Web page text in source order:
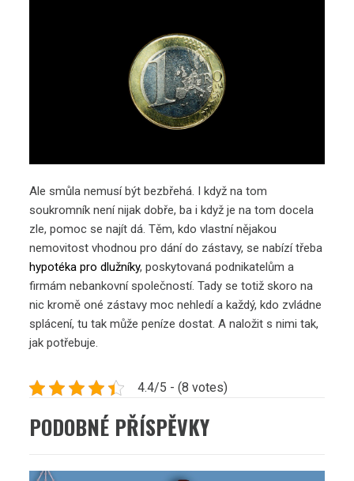
Ale smůla nemusí být bezbřehá. I když na tom
soukromník není nijak dobře, ba i když je na tom docela
zle, pomoc se najít dá. Těm, kdo vlastní nějakou
nemovitost vhodnou pro dání do zástavy, se nabízí třeba
hypotéka pro dlužníky, poskytovaná podnikatelům a
firmám nebankovní společností. Tady se totiž skoro na
nic kromě oné zástavy moc nehledí a každý, kdo zvládne
splácení, tu tak může peníze dostat. A naložit s nimi tak,
jak potřebuje.
4.4/5 - (8 votes)
PODOBNÉ PŘÍSPĚVKY